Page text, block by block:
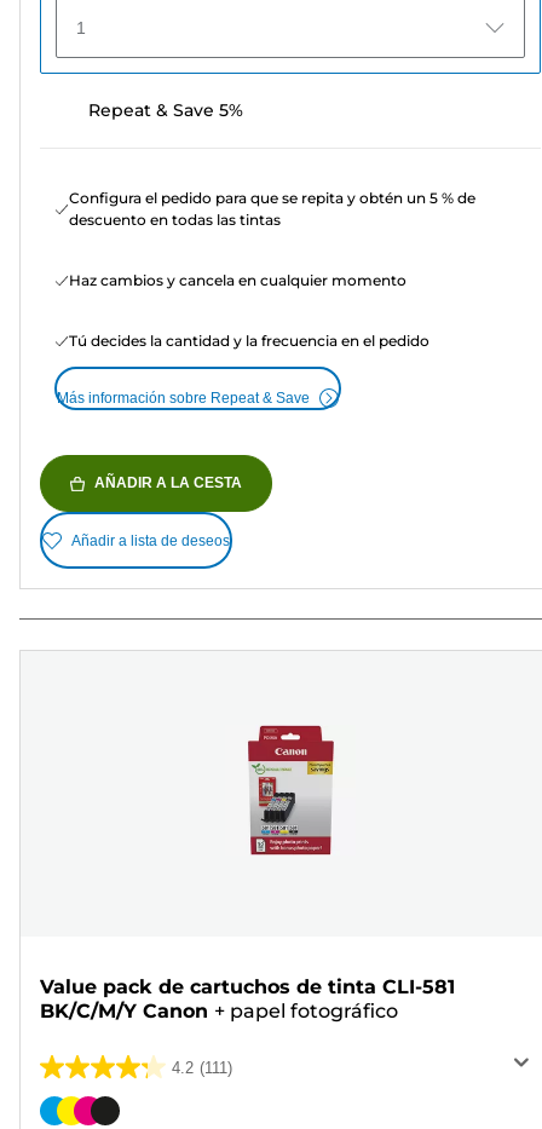
1
Repeat & Save 5%
Configura el pedido para que se repita y obtén un 5 % de
descuento en todas las tintas
Haz cambios y cancela en cualquier momento
Tú decides la cantidad y la frecuencia en el pedido
Más información sobre Repeat & Save
AÑADIR A LA CESTA
Añadir a lista de deseos
Value pack de cartuchos de tinta CLI-581
BK/C/M/Y Canon + papel fotográfico
4.2 (111)
4.2
de
Cartucho